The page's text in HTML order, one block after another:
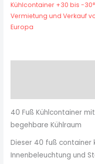
Kühlcontainer +30 bis -
Vermietung und Verkauf
Europa
40 Fuß Kühlcontainer
begehbare Kühlraum
Dieser 40 fuß container
Innenbeleuchtung und